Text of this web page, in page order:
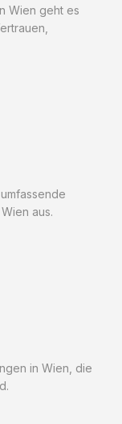
Wien geht es
aus.
in Wien, die